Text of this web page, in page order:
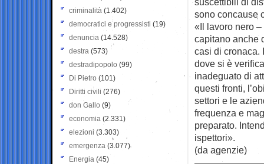
sono concause
«Il lavoro nero
capitano anche
casi di cronaca.
dove si è
inadeguato di
questi fronti,
settori e le
frequenza e
preparato.
ispettori».
(da agenzie)
criminalità (1.402)
democratici e progressisti (19)
denuncia (14.528)
destra (573)
destradipopolo (99)
Di Pietro (101)
Diritti civili (276)
don Gallo (9)
economia (2.331)
elezioni (3.303)
emergenza (3.077)
Energia (45)